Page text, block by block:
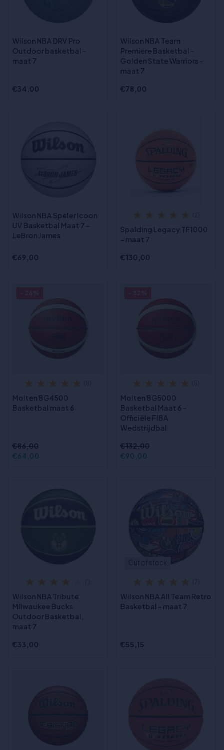
Wilson NBA DRV Pro
Outdoor basketbal -
maat 7
€34,00
Wilson NBA Team
Premiere Basketbal -
Golden State Warriors -
maat 7
€78,00
Wilson NBA Speler Icoon
UV Basketbal Maat 7 -
LeBron James
€69,00
Spalding Legacy TF1000
- maat 7
€130,00
Molten BG4500
Basketbal maat 6
€86,00
€64,00
Molten BG5000
Basketbal Maat 6 -
Officiële FIBA
Wedstrijdbal
€132,00
€90,00
Wilson NBA Tribute
Milwaukee Bucks
Outdoor Basketbal,
maat 7
€33,00
Wilson NBA All Team Retro
Basketbal - maat 7
€55,15